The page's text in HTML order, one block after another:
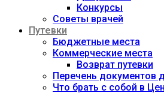
Конкурсы
Советы врачей
Путевки
Бюджетные места
Коммерческие места
Возврат путевки
Перечень документов
Что брать с собой в